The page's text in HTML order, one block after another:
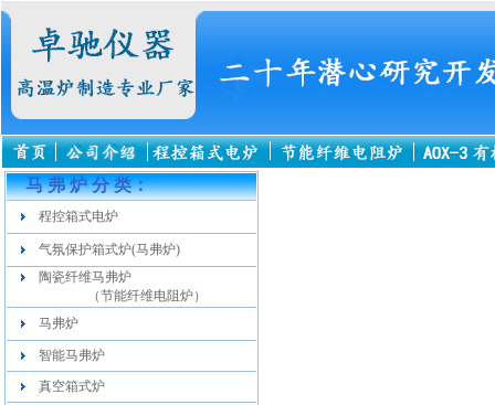
马 弗 炉 分 类：
程控箱式电炉
气氛保护箱式炉(马弗炉)
陶瓷纤维马弗炉
（节能纤维电阻炉）
马弗炉
智能马弗炉
真空箱式炉